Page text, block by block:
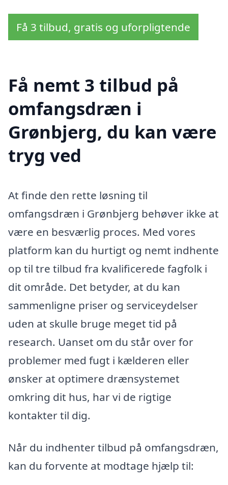
Få 3 tilbud, gratis og uforpligtende
Få nemt 3 tilbud på
omfangsdræn i
Grønbjerg, du kan være
tryg ved
At finde den rette løsning til
omfangsdræn i Grønbjerg behøver ikke at
være en besværlig proces. Med vores
platform kan du hurtigt og nemt indhente
op til tre tilbud fra kvalificerede fagfolk i
dit område. Det betyder, at du kan
sammenligne priser og serviceydelser
uden at skulle bruge meget tid på
research. Uanset om du står over for
problemer med fugt i kælderen eller
ønsker at optimere drænsystemet
omkring dit hus, har vi de rigtige
kontakter til dig.
Når du indhenter tilbud på omfangsdræn,
kan du forvente at modtage hjælp til: